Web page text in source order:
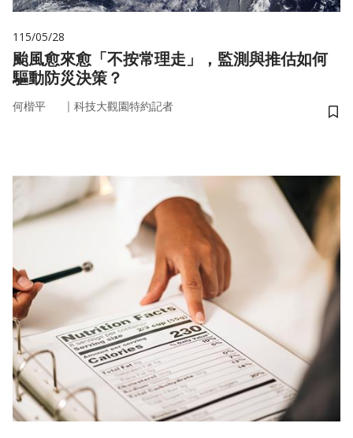
115/05/28
颱風愈來愈「不按常理走」，監測與推估如何
驅動防災決策？
何楷平 ｜ 科技大觀園特約記者
儲